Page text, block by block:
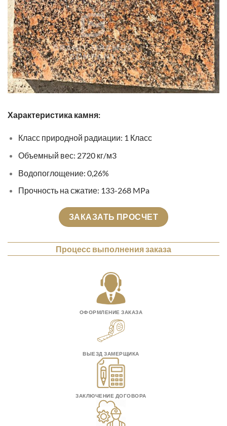
Характеристика камня:
Класс природной радиации: 1 Класс
Объемный вес: 2720 кг/м3
Водопоглощение: 0,26%
Прочность на сжатие: 133-268 MPa
ЗАКАЗАТЬ ПРОСЧЕТ
Процесс выполнения заказа
ОФОРМЛЕНИЕ ЗАКАЗА
ВЫЕЗД ЗАМЕРЩИКА
ЗАКЛЮЧЕНИЕ ДОГОВОРА